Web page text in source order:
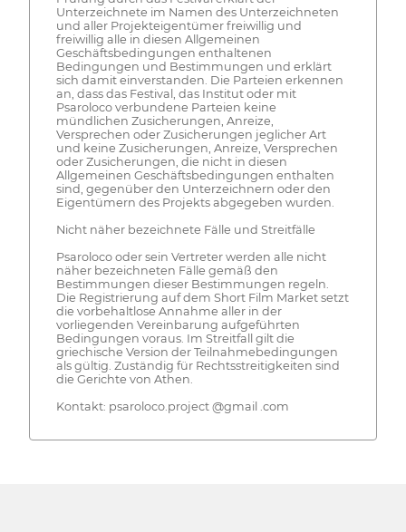
Unterzeichnete im Namen des Unterzeichneten
und aller Projekteigentümer freiwillig und
freiwillig alle in diesen Allgemeinen
Geschäftsbedingungen enthaltenen
Bedingungen und Bestimmungen und erklärt
sich damit einverstanden. Die Parteien erkennen
an, dass das Festival, das Institut oder mit
Psaroloco verbundene Parteien keine
mündlichen Zusicherungen, Anreize,
Versprechen oder Zusicherungen jeglicher Art
und keine Zusicherungen, Anreize, Versprechen
oder Zusicherungen, die nicht in diesen
Allgemeinen Geschäftsbedingungen enthalten
sind, gegenüber den Unterzeichnern oder den
Eigentümern des Projekts abgegeben wurden.
Nicht näher bezeichnete Fälle und Streitfälle
Psaroloco oder sein Vertreter werden alle nicht
näher bezeichneten Fälle gemäß den
Bestimmungen dieser Bestimmungen regeln.
Die Registrierung auf dem Short Film Market setzt
die vorbehaltlose Annahme aller in der
vorliegenden Vereinbarung aufgeführten
Bedingungen voraus. Im Streitfall gilt die
griechische Version der Teilnahmebedingungen
als gültig. Zuständig für Rechtsstreitigkeiten sind
die Gerichte von Athen.
Kontakt: psaroloco.project @gmail .com